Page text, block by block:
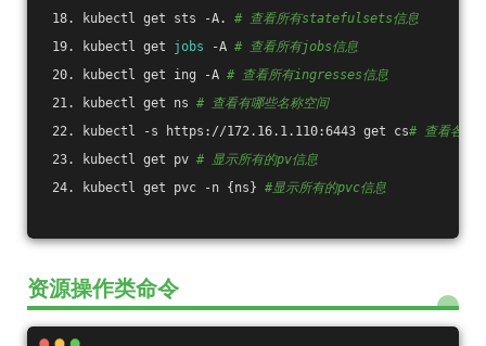
18. kubectl get sts -A. # 查看所有statefulsets信息
19. kubectl get jobs -A # 查看所有jobs信息
20. kubectl get ing -A # 查看所有ingresses信息
21. kubectl get ns # 查看有哪些名称空间
22. kubectl -s https://172.16.1.110:6443 get cs# 查看各组
23. kubectl get pv # 显示所有的pv信息
24. kubectl get pvc -n {ns} #显示所有的pvc信息
资源操作类命令